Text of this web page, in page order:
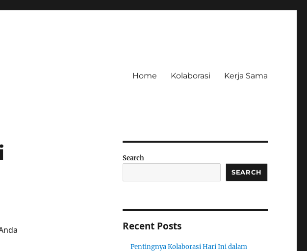
Home Kolaborasi Kerja Sama
Search
SEARCH
Recent Posts
Pentingnya Kolaborasi Hari Ini dalam